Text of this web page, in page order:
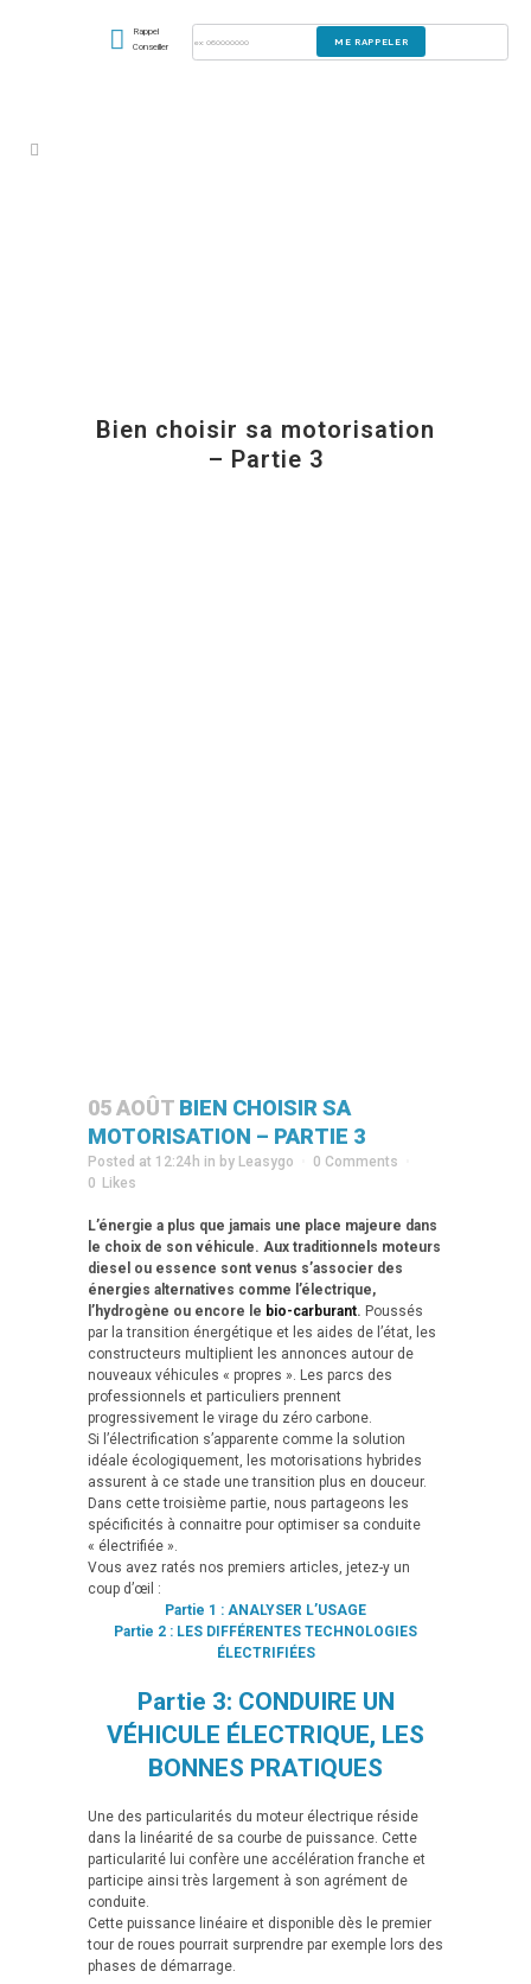
Rappel
Bien choisir sa motorisation
– Partie 3
05 AOÛT BIEN CHOISIR SA
MOTORISATION – PARTIE 3
Posted at 12:24h in by Leasygo
0 Comments
0 Likes
L’énergie a plus que jamais une place majeure dans
le choix de son véhicule. Aux traditionnels moteurs
diesel ou essence sont venus s’associer des
énergies alternatives comme l’électrique,
l’hydrogène ou encore le bio-carburant. Poussés
par la transition énergétique et les aides de l’état, les
constructeurs multiplient les annonces autour de
nouveaux véhicules « propres ». Les parcs des
professionnels et particuliers prennent
progressivement le virage du zéro carbone.
Si l’électrification s’apparente comme la solution
idéale écologiquement, les motorisations hybrides
assurent à ce stade une transition plus en douceur.
Dans cette troisième partie, nous partageons les
spécificités à connaitre pour optimiser sa conduite
« électrifiée ».
Vous avez ratés nos premiers articles, jetez-y un
coup d’œil :
Partie 1 : ANALYSER L’USAGE
Partie 2 : LES DIFFÉRENTES TECHNOLOGIES
ÉLECTRIFIÉES
Partie 3: CONDUIRE UN
VÉHICULE ÉLECTRIQUE, LES
BONNES PRATIQUES
Une des particularités du moteur électrique réside
dans la linéarité de sa courbe de puissance. Cette
particularité lui confère une accélération franche et
participe ainsi très largement à son agrément de
conduite.
Cette puissance linéaire et disponible dès le premier
tour de roues pourrait surprendre par exemple lors des
phases de démarrage.